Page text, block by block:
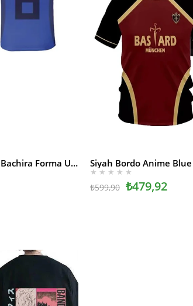
Mavi Anime Blue Lock 8 Bachira Forma Unisex T-shirt SEPETE EKLE
★ ★ ★ ★ ★
₺479,92
₺599,90